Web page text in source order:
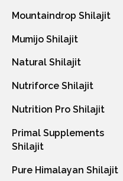
Mountaindrop Shilajit
Mumijo Shilajit
Natural Shilajit
Nutriforce Shilajit
Nutrition Pro Shilajit
Primal Supplements
Shilajit
Pure Himalayan Shilajit